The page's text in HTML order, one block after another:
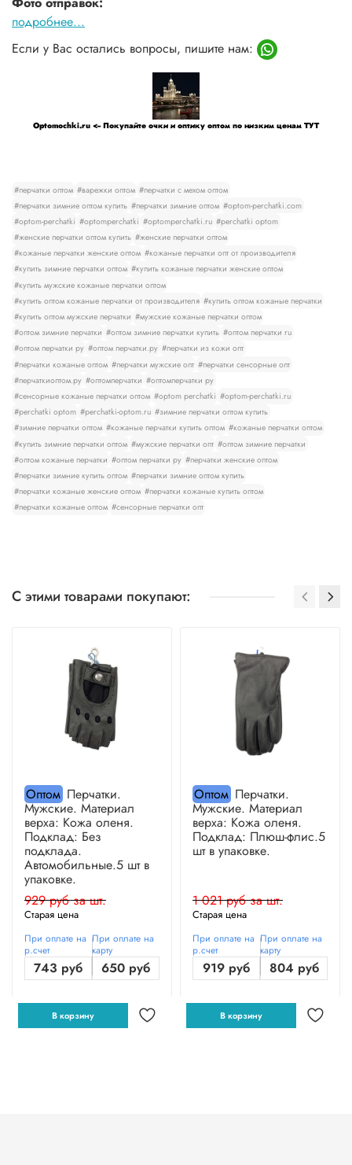
подробнее...
Если у Вас остались вопросы, пишите нам:
Optomochki.ru <-- Покупайте очки и оптику оптом по низким ценам ТУТ
#перчатки оптом #варежки оптом #перчатки с мехом оптом
#перчатки зимние оптом купить #перчатки зимние оптом #optom-perchatki.com
#optom-perchatki #optomperchatki #optomperchatki.ru #perchatki optom
#женские перчатки оптом купить #женские перчатки оптом
#кожаные перчатки женские оптом #кожаные перчатки опт от производителя
#купить зимние перчатки оптом #купить кожаные перчатки женские оптом
#купить мужские кожаные перчатки оптом
#купить оптом кожаные перчатки от производителя #купить оптом кожаные перчатки
#купить оптом мужские перчатки #мужские кожаные перчатки оптом
#оптом зимние перчатки #оптом зимние перчатки купить #оптом перчатки ru
#оптом перчатки ру #оптом перчатки.ру #перчатки из кожи опт
#перчатки кожаные оптом #перчатки мужские опт #перчатки сенсорные опт
#перчаткиоптом.ру #оптомперчатки #оптомперчатки ру
#сенсорные кожаные перчатки оптом #optom perchatki #optom-perchatki.ru
#perchatki optom #perchatki-optom.ru #зимние перчатки оптом купить
#зимние перчатки оптом #кожаные перчатки купить оптом #кожаные перчатки оптом
#купить зимние перчатки оптом #мужские перчатки опт #оптом зимние перчатки
#оптом кожаные перчатки #оптом перчатки ру #перчатки женские оптом
#перчатки зимние купить оптом #перчатки зимние оптом купить
#перчатки кожаные женские оптом #перчатки кожаные купить оптом
#перчатки кожаные оптом #сенсорные перчатки опт
С этими товарами покупают:
ОптомПерчатки.
Мужские. Материал
верха: Кожа оленя.
Подклад: Без
подклада.
Автомобильные.5 шт в
упаковке.
929 руб за шт.
Старая цена
При оплате на
р.счет
743 руб
При оплате на
карту
650 руб
В корзину
ОптомПерчатки.
Мужские. Материал
верха: Кожа оленя.
Подклад: Плюш-флис.5
шт в упаковке.
1 021 руб за шт.
Старая цена
При оплате на
р.счет
919 руб
При оплате на
карту
804 руб
В корзину